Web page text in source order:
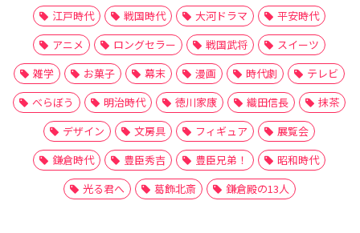
江戸時代 戦国時代 大河ドラマ
平安時代
アニメ
ロングセラー 戦国武将
スイーツ
雑学
お菓子 幕末 漫画 時代劇
テレビ
べらぼう
明治時代 徳川家康 織田信長
抹茶
デザイン
文房具 フィギュア
展覧会
鎌倉時代
豊臣秀吉 豊臣兄弟！
昭和時代
光る君へ
葛飾北斎 鎌倉殿の13人